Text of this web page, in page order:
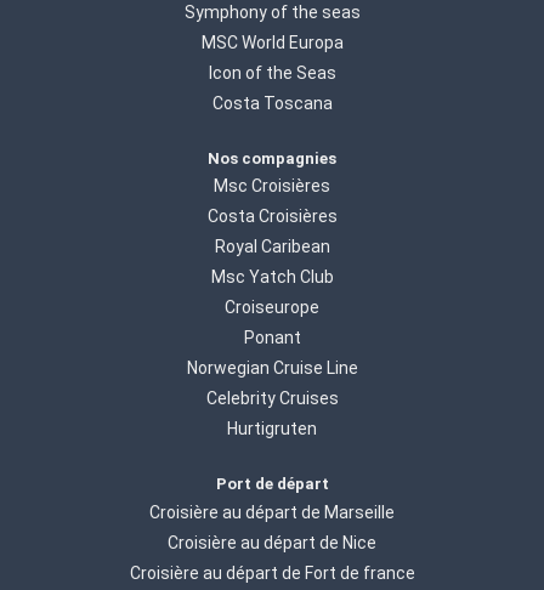
Symphony of the seas
MSC World Europa
Icon of the Seas
Costa Toscana
Nos compagnies
Msc Croisières
Costa Croisières
Royal Caribean
Msc Yatch Club
Croiseurope
Ponant
Norwegian Cruise Line
Celebrity Cruises
Hurtigruten
Port de départ
Croisière au départ de Marseille
Croisière au départ de Nice
Croisière au départ de Fort de france